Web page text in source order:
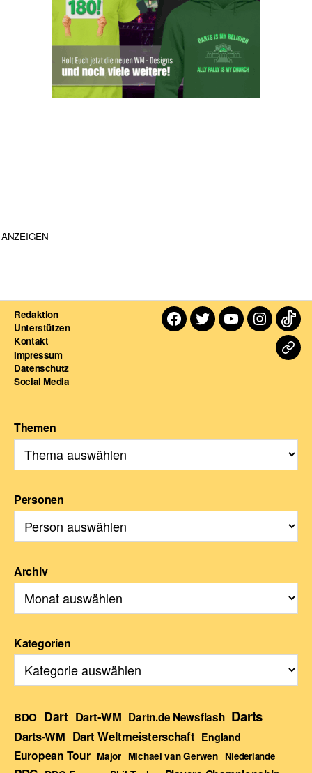
ANZEIGEN
Redaktion
Unterstützen
Kontakt
Impressum
Datenschutz
Social Media
Facebook
TwitterYoutube
Themen
Personen
Archiv
Kategorien
BDO Dart Dart-WM Dartn.de Newsflash Darts
Darts-WM Dart Weltmeisterschaft England
European Tour Major Michael van Gerwen Niederlande